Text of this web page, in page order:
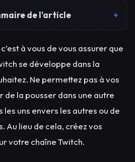
de l’article
à vous de vous assurer que
se développe dans la
Ne permettez pas à vos
de la pousser dans une autre
les uns envers les autres ou de
Au lieu de cela, créez vos
votre chaîne Twitch.